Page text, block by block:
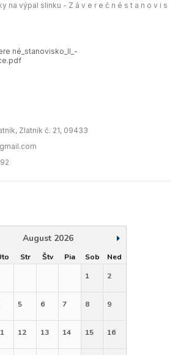
na výpal slinku - Z á v e r e č n é s t a n o v i s
né_stanovisko_II_-
Zlatník č. 21, 09433
August 2026
Str Štv Pia Sob
Ned
1
2
5 6 7 8 9
12 13 14 15 16